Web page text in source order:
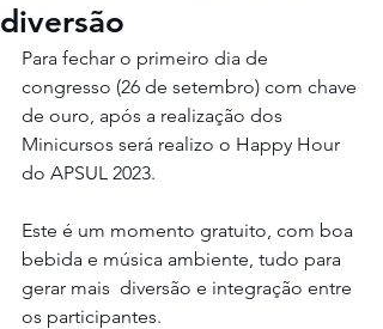
diversão
Para fechar o primeiro dia de
congresso (26 de setembro) com chave
de ouro, após a realização dos
Minicursos será realizo o Happy Hour
do APSUL 2023.
Este é um momento gratuito, com boa
bebida e música ambiente, tudo para
gerar mais  diversão e integração entre
os participantes.